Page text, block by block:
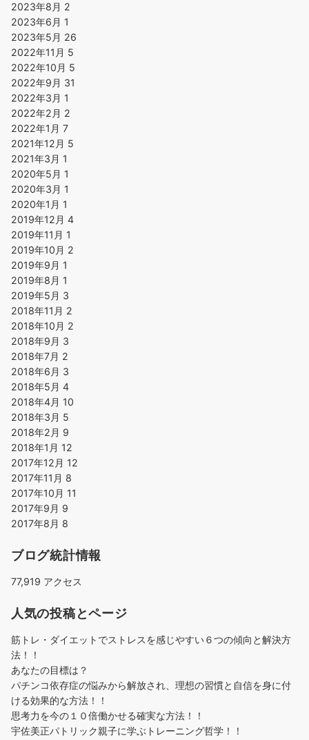
2023年8月 2
2023年6月 1
2023年5月 26
2022年11月 5
2022年10月 5
2022年9月 31
2022年3月 1
2022年2月 2
2022年1月 7
2021年12月 5
2021年3月 1
2020年5月 1
2020年3月 1
2020年1月 1
2019年12月 4
2019年11月 1
2019年10月 2
2019年9月 1
2019年8月 1
2019年5月 3
2018年11月 2
2018年10月 2
2018年9月 3
2018年7月 2
2018年6月 3
2018年5月 4
2018年4月 10
2018年3月 5
2018年2月 9
2018年1月 12
2017年12月 12
2017年11月 8
2017年10月 11
2017年9月 9
2017年8月 8
ブログ統計情報
77,919 アクセス
人気の投稿とページ
筋トレ・ダイエットでストレスを感じやすい６つの傾向と解決方
法！！
あなたの目標は？
パチンコ依存症の悩みから解放され、理想の習慣と自信を身に付
ける効果的な方法！！
思考力を今の１０倍働かせる確実な方法！！
宇佐美正パトリック親子に学ぶトレーニング哲学！！